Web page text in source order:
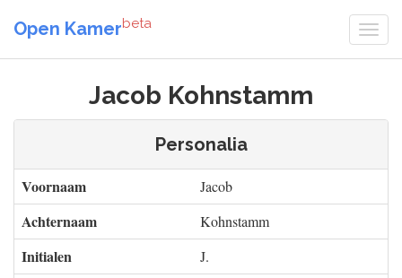
Open Kamerbeta
Jacob Kohnstamm
Personalia
Voornaam Jacob
Achternaam Kohnstamm
Initialen J.